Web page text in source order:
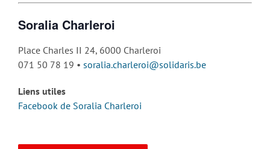
Soralia Charleroi
Place Charles II 24, 6000 Charleroi
071 50 78 19 • soralia.charleroi@solidaris.be
Liens utiles
Facebook de Soralia Charleroi